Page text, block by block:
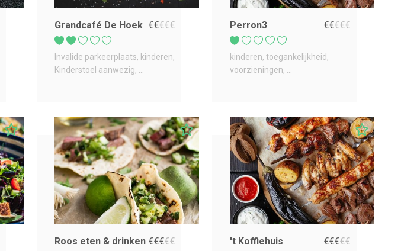
Grandcafé De Hoek €€€€€
Invalide parkeerplaats kinderen
Kinderstoel aanwezig
Perron3 €€€€€
kinderen toegankelijkheid
voorzieningen
Roos eten & drinken €€€€€ 't Koffiehuis €€€€€